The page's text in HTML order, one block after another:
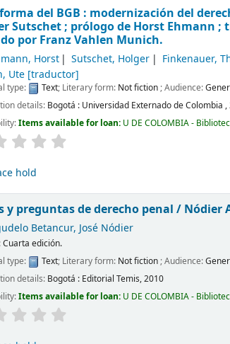
del BGB : modernización del
Sutschet ; prólogo de Horst Ehmann ;
por Franz Vahlen Munich.
Horst Sutschet, Holger Finkenauer,
Ute [traductor]
type: Text; Literary form: Not fiction; Audience:
details: Bogotá : Universidad Externado de Colombia ,
Items available for loan: U DE COLOMBIA -
hold
y preguntas de derecho penal / Nódier
Betancur, José Nódier
Cuarta edición.
type:
Text; Literary form: Not fiction; Audience:
details: Bogotá : Editorial Temis,2010
Items available for loan: U DE COLOMBIA -